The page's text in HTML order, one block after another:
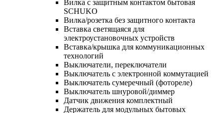
Вилка с защитным контактом бытовая
SCHUKO
Вилка/розетка без защитного контакта
Вставка светящаяся для
электроустановочных устройств
Вставка/крышка для коммуникационных
технологий
Выключатели, переключатели
Выключатель с электронной коммутацией
Выключатель сумеречный (фотореле)
Выключатель шнуровой/диммер
Датчик движения комплектный
Держатель для модульных бытовых